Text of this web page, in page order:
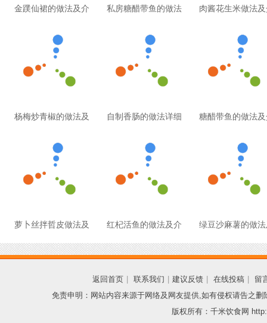
金蹼仙裙的做法及介 私房糖醋带鱼的做法 肉酱花生米做法
杨梅炒青椒的做法及 自制香肠的做法详细 糖醋带鱼的做法
萝卜丝拌哲皮做法及 红杞活鱼的做法及介 绿豆沙麻薯的做
返回首页 联系我们 建议反馈 在线投稿
留
免责申明：网站内容来源于网络及网友提供,如有侵权请告之
版权所有：千米饮食网